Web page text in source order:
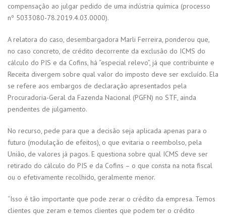
compensação ao julgar pedido de uma indústria química (processo
nº 5033080-78.2019.4.03.0000).
A relatora do caso, desembargadora Marli Ferreira, ponderou que,
no caso concreto, de crédito decorrente da exclusão do ICMS do
cálculo do PIS e da Cofins, há “especial relevo”, já que contribuinte e
Receita divergem sobre qual valor do imposto deve ser excluído. Ela
se refere aos embargos de declaração apresentados pela
Procuradoria-Geral da Fazenda Nacional (PGFN) no STF, ainda
pendentes de julgamento.
No recurso, pede para que a decisão seja aplicada apenas para o
futuro (modulação de efeitos), o que evitaria o reembolso, pela
União, de valores já pagos. E questiona sobre qual ICMS deve ser
retirado do cálculo do PIS e da Cofins – o que consta na nota fiscal
ou o efetivamente recolhido, geralmente menor.
“Isso é tão importante que pode zerar o crédito da empresa. Temos
clientes que zeram e temos clientes que podem ter o crédito